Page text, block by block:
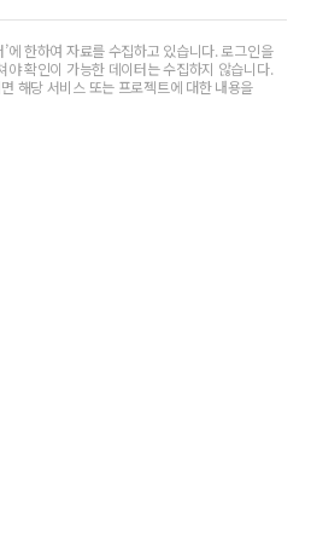
에 한하여 자료를 수집하고 있습니다. 로그인을
확인이 가능한 데이터는 수집하지 않습니다.
해당 서비스 또는 프로젝트에 대한 내용을